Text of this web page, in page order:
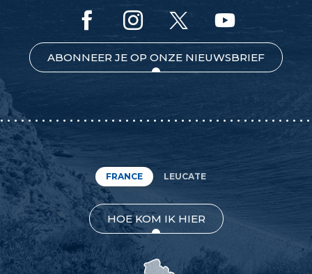
ABONNEER JE OP ONZE NIEUWSBRIEF
FRANCE LEUCATE
HOE KOM IK HIER